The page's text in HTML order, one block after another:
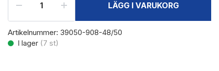
LÄGG I VARUKORG
Artikelnummer: 39050-908-48/50
I lager (7 st)